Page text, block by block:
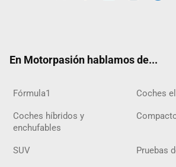
En Motorpasión hablamos de...
Fórmula1 Coches
Coches híbridos y
enchufables
SUV Pruebas